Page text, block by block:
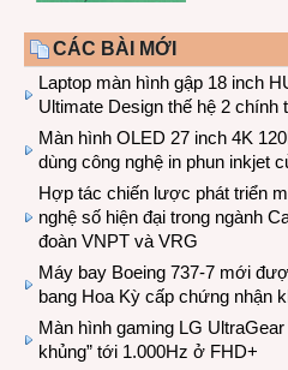
CÁC BÀI MỚI
Laptop màn hình gập 18 inch
Ultimate Design thế hệ 2 chính
Màn hình OLED 27 inch 4K
dùng công nghệ in phun inkjet
Hợp tác chiến lược phát triển
nghệ số hiện đại trong ngành
đoàn VNPT và VRG
Máy bay Boeing 737-7 mới
bang Hoa Kỳ cấp chứng nhận
Màn hình gaming LG
khủng” tới 1.000Hz ở FHD+